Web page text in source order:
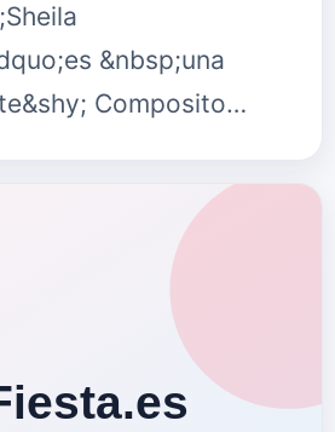
&nbsp;una
Composito…